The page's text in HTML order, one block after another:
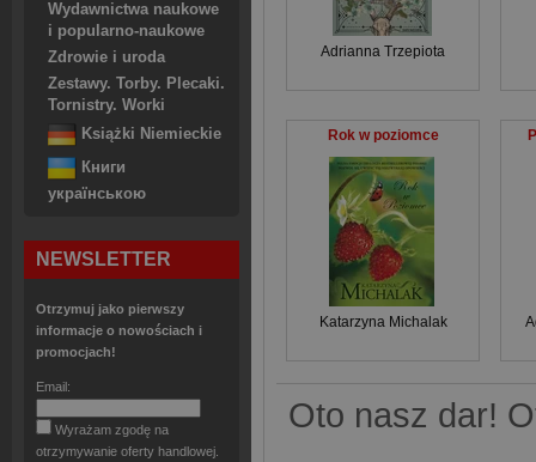
Wydawnictwa naukowe
i popularno-naukowe
Zdrowie i uroda
Zestawy. Torby. Plecaki.
Tornistry. Worki
Książki Niemieckie
Книги
українською
NEWSLETTER
Otrzymuj jako pierwszy
informacje o nowościach i
promocjach!
Email:
Wyrażam zgodę na
otrzymywanie oferty handlowej.
Adrianna Trzepiota
Rok w poziomce
Katarzyna Michalak
Oto nasz dar!